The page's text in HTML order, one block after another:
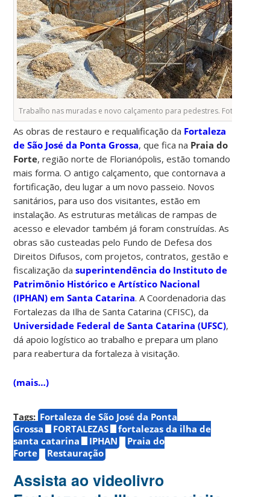
Trabalho nas muradas e novo calçamento para pedestres. Fotos: Jaci
As obras de restauro e requalificação da Fortaleza
de São José da Ponta Grossa, que fica na Praia do
Forte, região norte de Florianópolis, estão tomando
mais forma. O antigo calçamento, que contornava a
fortificação, deu lugar a um novo passeio. Novos
sanitários, para uso dos visitantes, estão em
instalação. As estruturas metálicas de rampas de
acesso e elevador também já foram construídas. As
obras são custeadas pelo Fundo de Defesa dos
Direitos Difusos, com projetos, contratos, gestão e
fiscalização dasuperintendência do Instituto de
Patrimônio Histórico e Artístico Nacional
(IPHAN) em Santa Catarina. A Coordenadoria das
Fortalezas da Ilha de Santa Catarina (CFISC), da
Universidade Federal de Santa Catarina (UFSC),
dá apoio logístico ao trabalho e prepara um plano
para reabertura da fortaleza à visitação.
(mais…)
Tags: Fortaleza de São José da Ponta
Grossa
FORTALEZAS
fortalezas da ilha de
santa catarina
IPHAN
Praia do
Forte
Restauração
Assista ao videolivro